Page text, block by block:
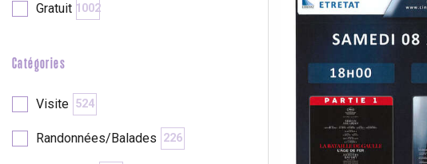
Gratuit 1002
Catégories
Visite 524
Randonnées/Balades 226